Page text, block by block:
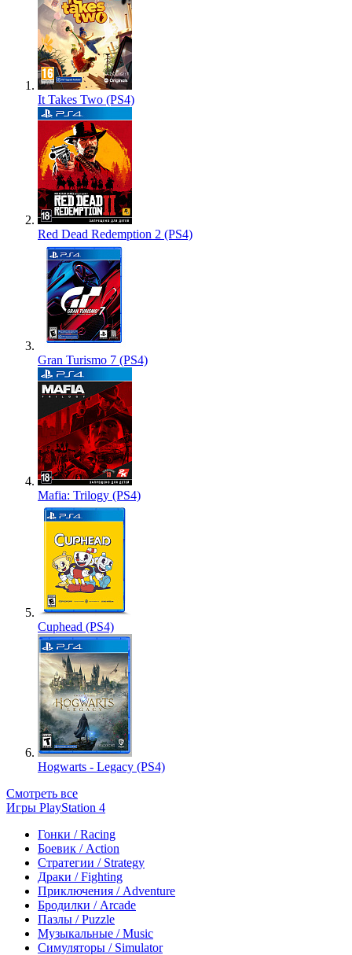
It Takes Two (PS4)
Red Dead Redemption 2 (PS4)
Gran Turismo 7 (PS4)
Mafia: Trilogy (PS4)
Cuphead (PS4)
Hogwarts - Legacy (PS4)
Смотреть все
Игры PlayStation 4
Гонки / Racing
Боевик / Action
Стратегии / Strategy
Драки / Fighting
Приключения / Adventure
Бродилки / Arcade
Пазлы / Puzzle
Музыкальные / Music
Симуляторы / Simulator